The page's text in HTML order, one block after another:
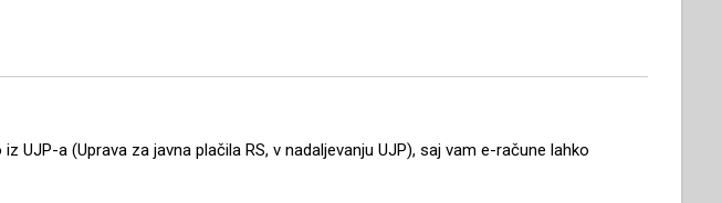
a (Uprava za javna plačila RS, v nadaljevanju UJP), saj vam e-račune lahko